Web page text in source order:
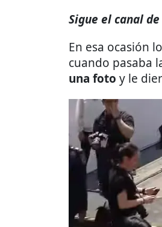
Sigue el canal
En esa ocasión
cuando pasaba
una foto y le